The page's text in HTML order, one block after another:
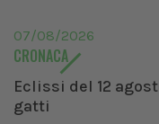
07/08/2026
CRONACA
Eclissi del 12
gatti